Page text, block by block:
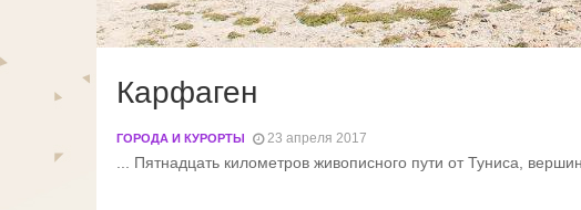
Карфаген
ГОРОДА И КУРОРТЫ 23 апреля 2017
... Пятнадцать километров живописного пути от Туниса,